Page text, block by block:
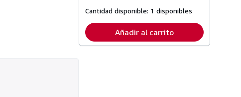
tarifas
envío
Cantidad disponible: 1 disponibles
Añadir al carrito